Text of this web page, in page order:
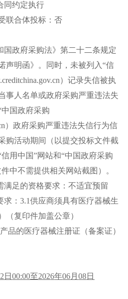
同约定执行
联合体投标：否
国政府采购法》第二十二条规定
声明函》。同时，未被列入“信
）记录失信被执
事人名单或政府采购严重违法失
国政府采购
）政府采购严重违法失信行为信
购活动期间（以提交投标文件截
用中国”网站和“中国政府采购
中不需提供相关网站截图）。
满足的资格要求：不适宜预留
求：3.1供应商须具有医疗器械生
（复印件加盖公章）
品的医疗器械注册证（备案证）
日00:00至2026年06月08日